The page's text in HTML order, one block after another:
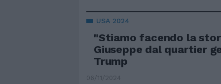
USA 2024
"Stiamo facendo la
Giuseppe dal quartier
Trump
06/11/2024